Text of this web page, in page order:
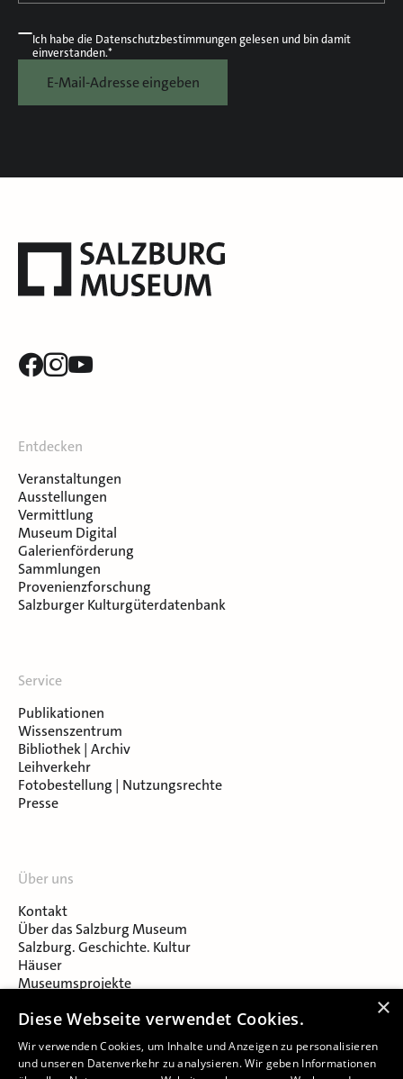
Ich habe die Datenschutzbestimmungengelesen und bin damit
einverstanden.*
E-Mail-Adresse eingeben
Entdecken
Veranstaltungen
Ausstellungen
Vermittlung
Museum Digital
Galerienförderung
Sammlungen
Provenienzforschung
Salzburger Kulturgüterdatenbank
Service
Publikationen
Wissenszentrum
Bibliothek | Archiv
Leihverkehr
Fotobestellung | Nutzungsrechte
Presse
Über uns
Kontakt
Über das Salzburg Museum
Salzburg. Geschichte. Kultur
Häuser
Museumsprojekte
Museumsverein Celtic Heritage
×
Diese Webseite verwendet Cookies.
Wir verwenden Cookies, um Inhalte und Anzeigen zu personalisieren
und unseren Datenverkehr zu analysieren. Wir geben Informationen